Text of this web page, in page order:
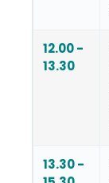
12.00 -
13.30
13.30 -